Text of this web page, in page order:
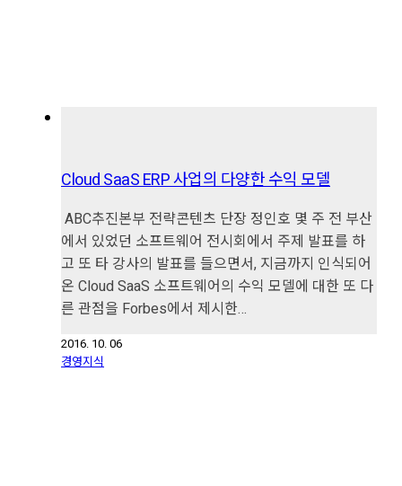
Cloud SaaS ERP 사업의 다양한 수익 모델
ABC추진본부 전략콘텐츠 단장 정인호 몇 주 전 부산
에서 있었던 소프트웨어 전시회에서 주제 발표를 하
고 또 타 강사의 발표를 들으면서, 지금까지 인식되어
온 Cloud SaaS 소프트웨어의 수익 모델에 대한 또 다
른 관점을 Forbes에서 제시한…
2016. 10. 06
경영지식